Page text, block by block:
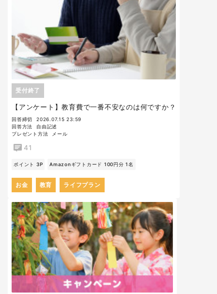
【アンケート】教育費で一番不安なのは何ですか？
受付終了
回答締切
2026.07.15 23:59
回答方法
自由記述
プレゼント方法
メール
41
ポイント 3P Amazonギフトカード 100円分 1名
お金 教育 ライフプラン